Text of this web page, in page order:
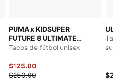
PUMA x KIDSUPER
FUTURE 8 ULTIMATE
Suelo Firme
Tacos de fútbol unisex
$125.00
$250.00